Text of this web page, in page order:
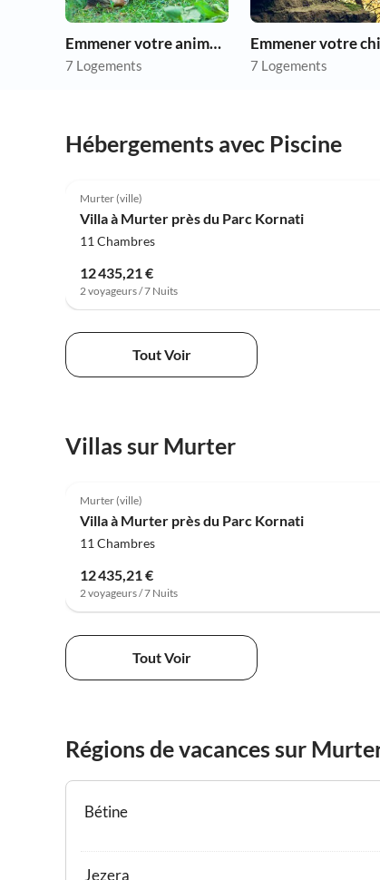
Emmener votre animal en vacances
7 Logements 7 Logements
Hébergements avec Piscine
Murter (ville)
Villa à Murter près du Parc Kornati
11 Chambres
12 435,21 €
2 voyageurs / 7 Nuits
Tout Voir
Villas sur Murter
Murter (ville)
Villa à Murter près du Parc Kornati
11 Chambres
12 435,21 €
2 voyageurs / 7 Nuits
Tout Voir
Régions de vacances sur
Bétine
Jezera